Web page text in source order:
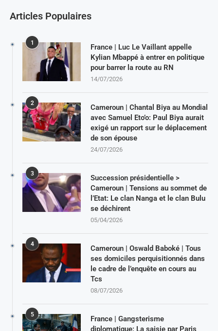
Articles Populaires
1
France | Luc Le Vaillant appelle
Kylian Mbappé à entrer en politique
pour barrer la route au RN
14/07/2026
2
Cameroun | Chantal Biya au Mondial
avec Samuel Eto’o: Paul Biya aurait
exigé un rapport sur le déplacement
de son épouse
24/07/2026
3
Succession présidentielle >
Cameroun | Tensions au sommet de
l’Etat: Le clan Nanga et le clan Bulu
se déchirent
05/04/2026
4
Cameroun | Oswald Baboké | Tous
ses domiciles perquisitionnés dans
le cadre de l’enquête en cours au
Tcs
08/07/2026
5
France | Gangsterisme
diplomatique: La saisie par Paris